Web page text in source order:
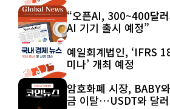
“오픈AI, 300~400달
AI 기기 출시 예정”
예일회계법인, ‘IFRS
미나’ 개최 예정
암호화폐 시장, BABY
금 이탈…USDT와 달